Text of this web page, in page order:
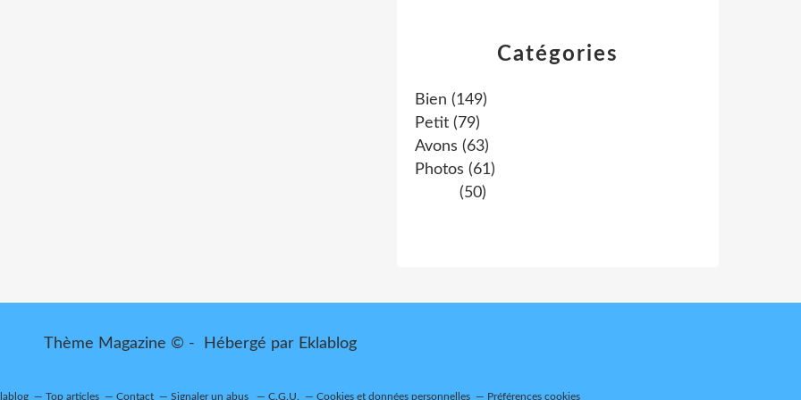
Catégories
Bien (149)
Petit (79)
Avons (63)
Photos (61)
(50)
Thème Magazine © - Hébergé par Eklablog
Top articles Contact Signaler un abus C.G.U. Cookies et données personnelles Préférences cookies